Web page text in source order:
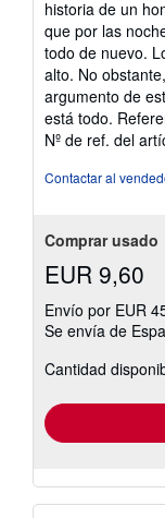
historia de un
que por las
todo de nuevo.
alto. No
argumento de
está todo.
Nº de ref. del
Contactar al
Comprar usado
EUR 9,60
Envío por EUR
Se envía de
Cantidad